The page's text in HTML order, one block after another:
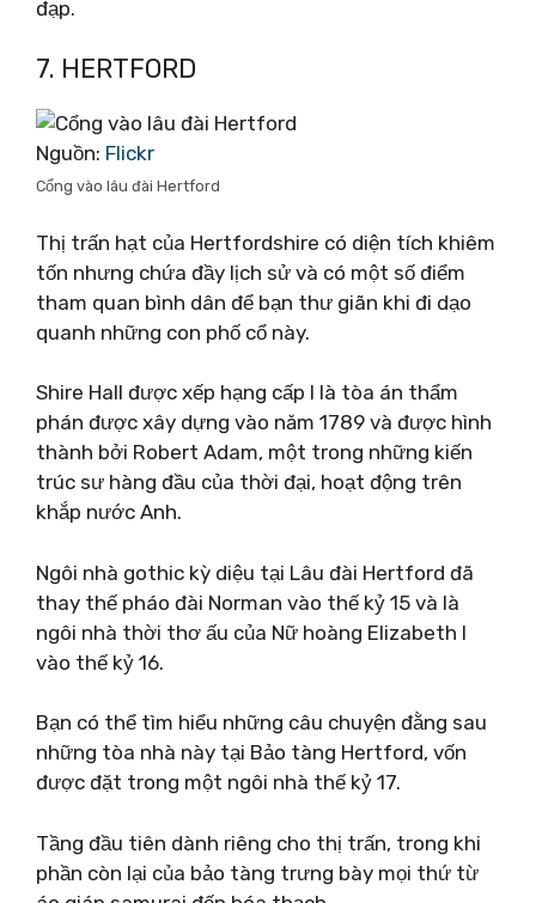
đạp.
7. HERTFORD
Nguồn: Flickr
Cổng vào lâu đài Hertford
Thị trấn hạt của Hertfordshire có diện tích khiêm
tốn nhưng chứa đầy lịch sử và có một số điểm
tham quan bình dân để bạn thư giãn khi đi dạo
quanh những con phố cổ này.
Shire Hall được xếp hạng cấp I là tòa án thẩm
phán được xây dựng vào năm 1789 và được hình
thành bởi Robert Adam, một trong những kiến ​​
trúc sư hàng đầu của thời đại, hoạt động trên
khắp nước Anh.
Ngôi nhà gothic kỳ diệu tại Lâu đài Hertford đã
thay thế pháo đài Norman vào thế kỷ 15 và là
ngôi nhà thời thơ ấu của Nữ hoàng Elizabeth I
vào thế kỷ 16.
Bạn có thể tìm hiểu những câu chuyện đằng sau
những tòa nhà này tại Bảo tàng Hertford, vốn
được đặt trong một ngôi nhà thế kỷ 17.
Tầng đầu tiên dành riêng cho thị trấn, trong khi
phần còn lại của bảo tàng trưng bày mọi thứ từ